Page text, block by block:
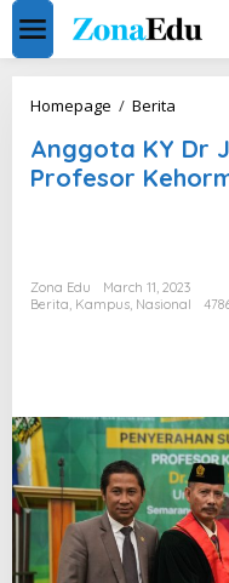
Skip
content
Homepage / Berita
Dr
Joko
dari
Anggota KY Dr
Profesor
Zona Edu
March 11, 2023
Berita, Kampus, Nasional